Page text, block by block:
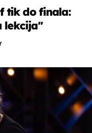
tik do finala:
lekcija''